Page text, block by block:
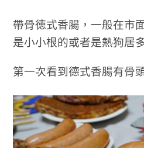
帶骨徳式香腸，一般在市
是小小根的或者是熱狗居
第一次看到德式香腸有骨